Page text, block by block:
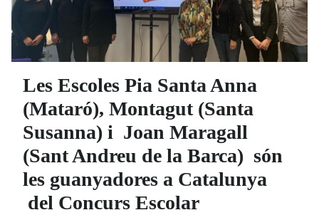
Les Escoles Pia Santa Anna
(Mataró), Montagut (Santa
Susanna) i Joan Maragall
(Sant Andreu de la Barca) són
les guanyadores a Catalunya
del Concurs Escolar